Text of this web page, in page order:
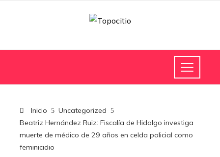
Inicio
Uncategorized
Beatriz Hernández Ruiz: Fiscalía de Hidalgo investiga
muerte de médico de 29 años en celda policial como
feminicidio